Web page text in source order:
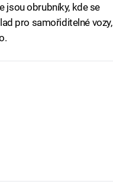
jsou obrubníky, kde se
pro samořiditelné vozy,